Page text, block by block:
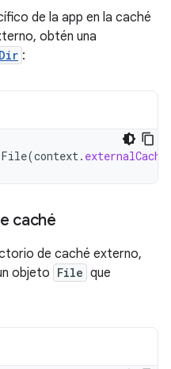
de la app en la caché
obtén una
:
File(context.
caché
de caché externo,
objeto File que